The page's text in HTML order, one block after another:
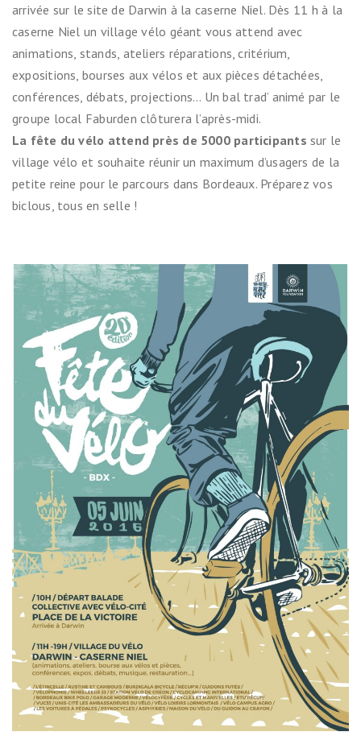
arrivée sur le site de Darwin à la caserne Niel. Dès 11 h à la
caserne Niel un village vélo géant vous attend avec
animations, stands, ateliers réparations, critérium,
expositions, bourses aux vélos et aux pièces détachées,
conférences, débats, projections… Un bal trad’ animé par le
groupe local Faburden clôturera l’après-midi.
La fête du vélo attend près de 5000 participants sur le
village vélo et souhaite réunir un maximum d’usagers de la
petite reine pour le parcours dans Bordeaux. Préparez vos
biclous, tous en selle !